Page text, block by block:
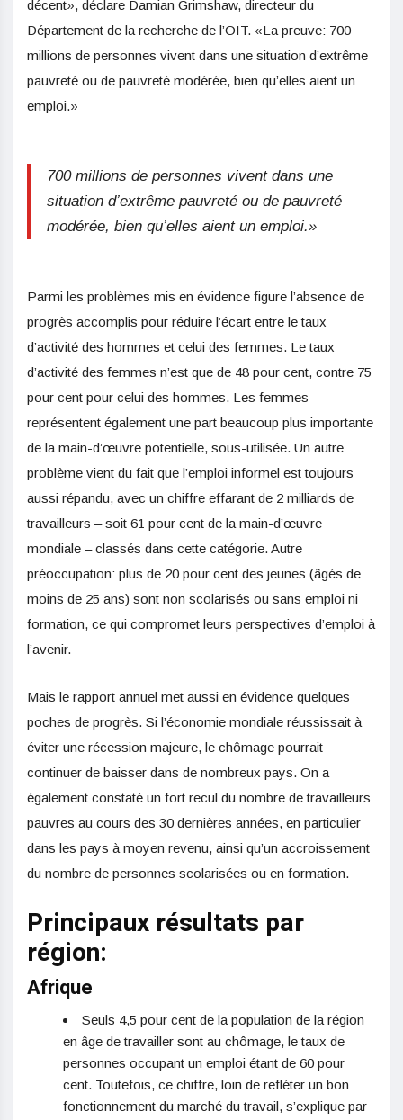
décent», déclare Damian Grimshaw, directeur du
Département de la recherche de l’OIT. «La preuve: 700
millions de personnes vivent dans une situation d’extrême
pauvreté ou de pauvreté modérée, bien qu’elles aient un
emploi.»
700 millions de personnes vivent dans une
situation d’extrême pauvreté ou de pauvreté
modérée, bien qu’elles aient un emploi.»
Parmi les problèmes mis en évidence figure l’absence de
progrès accomplis pour réduire l’écart entre le taux
d’activité des hommes et celui des femmes. Le taux
d’activité des femmes n’est que de 48 pour cent, contre 75
pour cent pour celui des hommes. Les femmes
représentent également une part beaucoup plus importante
de la main-d’œuvre potentielle, sous-utilisée. Un autre
problème vient du fait que l’emploi informel est toujours
aussi répandu, avec un chiffre effarant de 2 milliards de
travailleurs – soit 61 pour cent de la main-d’œuvre
mondiale – classés dans cette catégorie. Autre
préoccupation: plus de 20 pour cent des jeunes (âgés de
moins de 25 ans) sont non scolarisés ou sans emploi ni
formation, ce qui compromet leurs perspectives d’emploi à
l’avenir.
Mais le rapport annuel met aussi en évidence quelques
poches de progrès. Si l’économie mondiale réussissait à
éviter une récession majeure, le chômage pourrait
continuer de baisser dans de nombreux pays. On a
également constaté un fort recul du nombre de travailleurs
pauvres au cours des 30 dernières années, en particulier
dans les pays à moyen revenu, ainsi qu’un accroissement
du nombre de personnes scolarisées ou en formation.
Principaux résultats par
région:
Afrique
Seuls 4,5 pour cent de la population de la région
en âge de travailler sont au chômage, le taux de
personnes occupant un emploi étant de 60 pour
cent. Toutefois, ce chiffre, loin de refléter un bon
fonctionnement du marché du travail, s’explique par